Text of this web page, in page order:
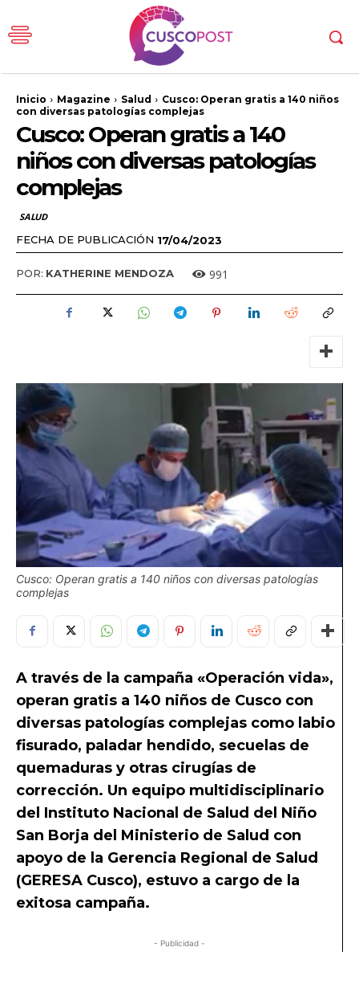
Inicio Magazine Salud
Cusco: Operan gratis a 140 niños
con diversas patologías complejas
Cusco: Operan gratis a 140
niños con diversas patologías
complejas
SALUD
FECHA DE PUBLICACIÓN 17/04/2023
POR: KATHERINE MENDOZA 991
Cusco: Operan gratis a 140 niños con diversas patologías
complejas
A través de la campaña «Operación vida»,
operan gratis a 140 niños de Cusco con
diversas patologías complejas como labio
fisurado, paladar hendido, secuelas de
quemaduras y otras cirugías de
corrección. Un equipo multidisciplinario
del Instituto Nacional de Salud del Niño
San Borja del Ministerio de Salud con
apoyo de la Gerencia Regional de Salud
(GERESA Cusco), estuvo a cargo de la
exitosa campaña.
- Publicidad -